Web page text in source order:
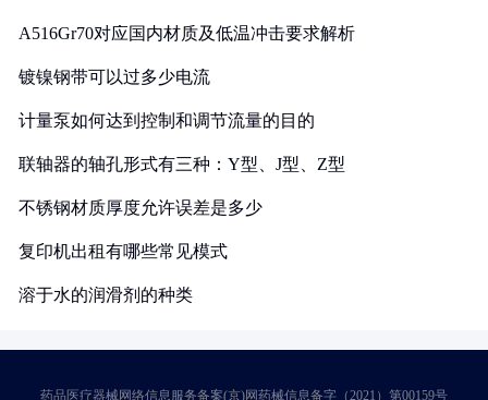
A516Gr70对应国内材质及低温冲击要求解析
镀镍钢带可以过多少电流
计量泵如何达到控制和调节流量的目的
联轴器的轴孔形式有三种：Y型、J型、Z型
不锈钢材质厚度允许误差是多少
复印机出租有哪些常见模式
溶于水的润滑剂的种类
药品医疗器械网络信息服务备案(京)网药械信息备字（2021）第00159号